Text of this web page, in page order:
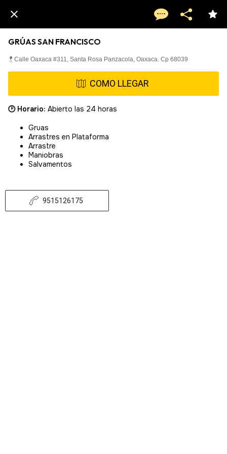
GRÚAS SAN FRANCISCO
Calle Oaxaca #311, Santa Rosa Panzacola, Oaxaca. Cp 68039
COMO LLEGAR
🕑 Horario: Abierto las 24 horas
Gruas
Arrastres en Plataforma
Arrastre
Maniobras
Salvamentos
9515126175